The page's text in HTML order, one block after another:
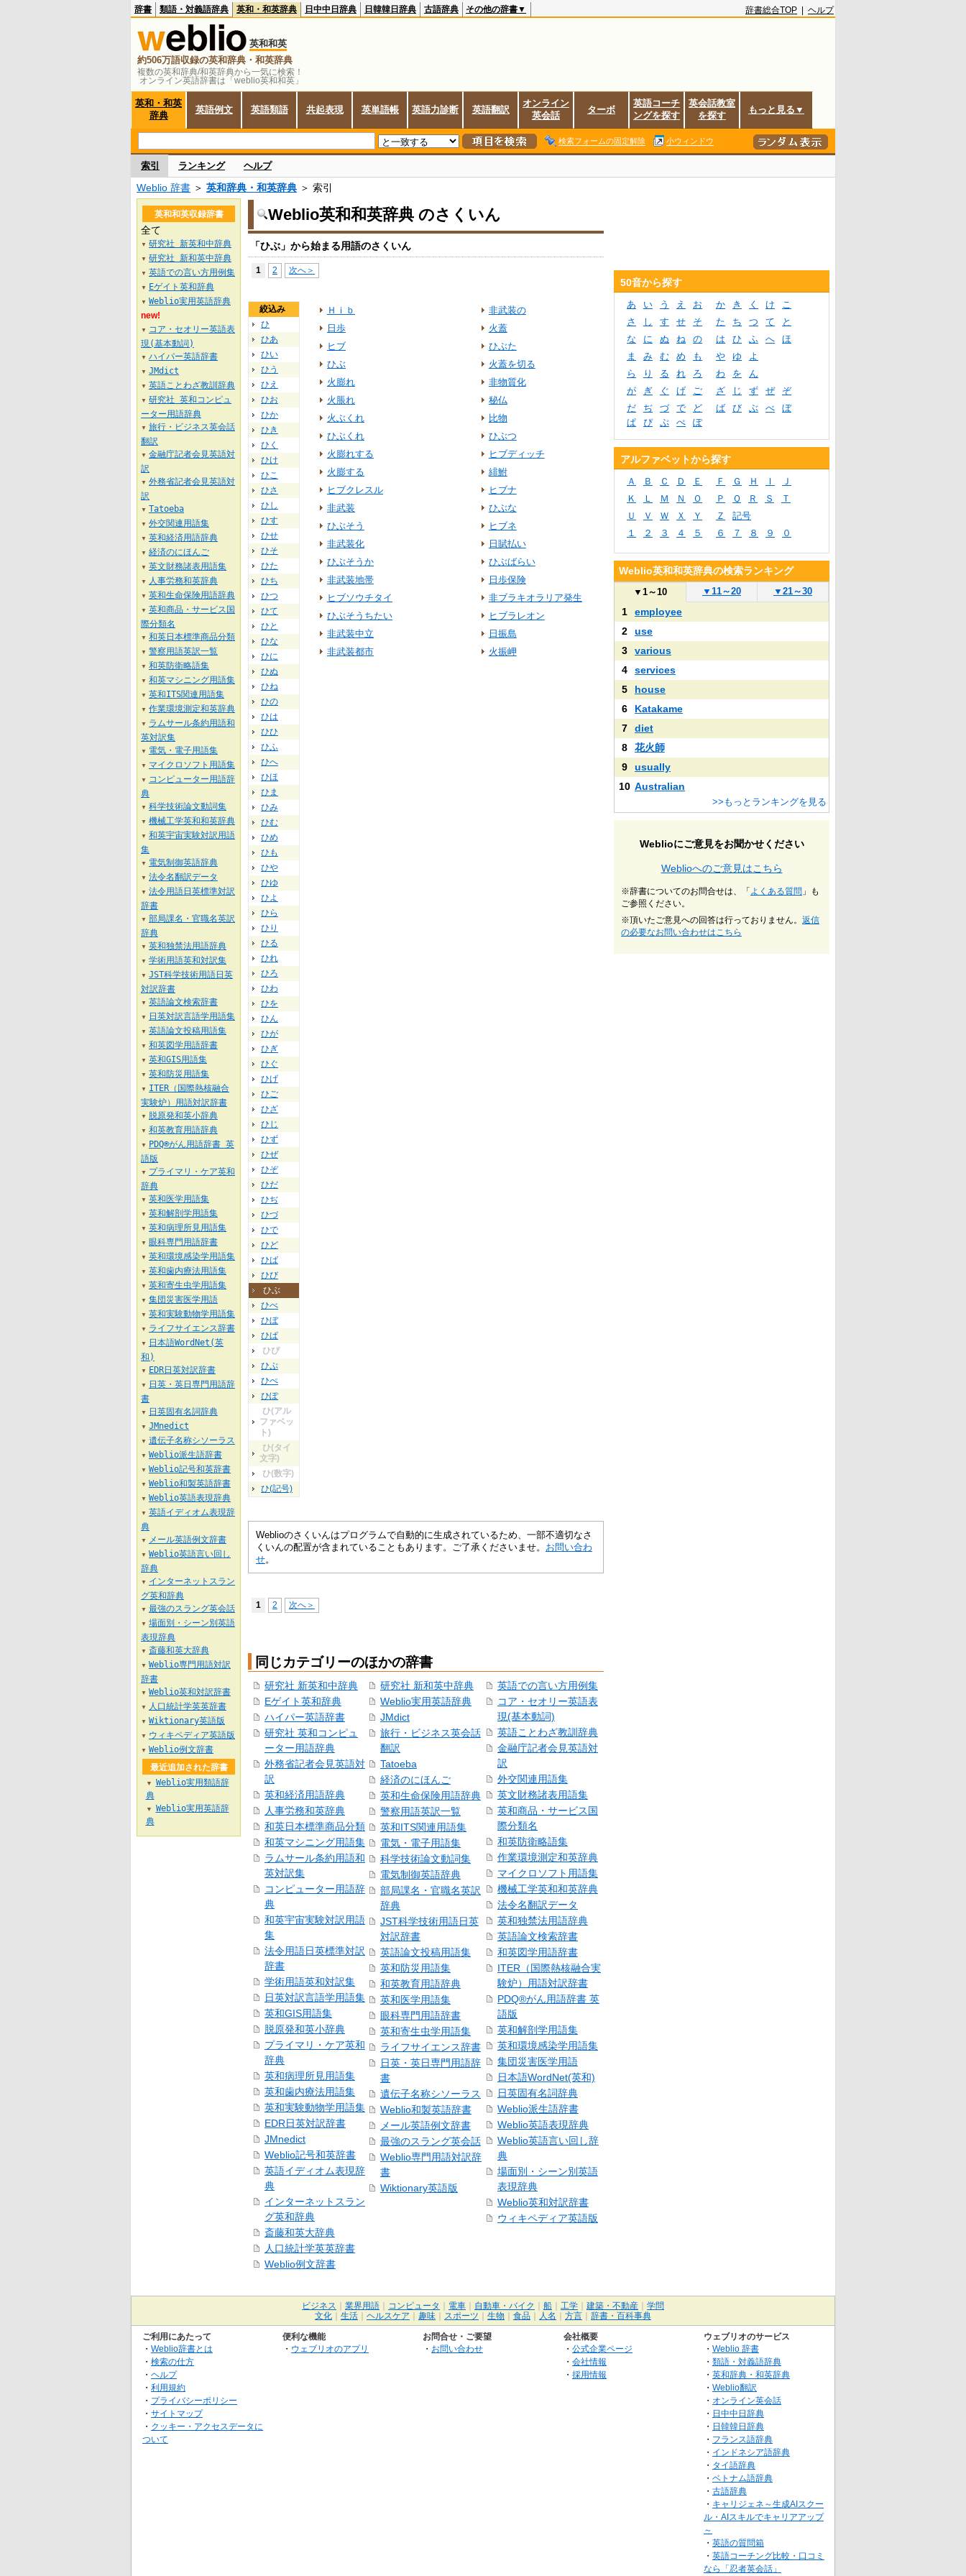
複数の英和辞典/和英辞典から一気に検索！
オンライン英語辞書は「weblio英和和英」
辞書 類語・対義語辞典 英和・和英辞典 日中中日辞典 日韓韓日辞典 古語辞典 その他の辞書▼ 辞書総合TOP ヘルプ
英和和英
約506万語収録の英和辞典・和英辞典
英和・和英
辞典
英語例文 英語類語 共起表現 英単語帳 英語力診断 英語翻訳
オンライン
英会話
ターボ
英語コーチ
ングを探す
英会話教室
を探す
もっと見る▼
検索フォームの固定解除 小ウィンドウ
索引 ランキング ヘルプ
Weblio 辞書 ＞ 英和辞典・和英辞典 ＞ 索引
Weblio英和和英辞典 のさくいん
「ひぶ」から始まる用語のさくいん
1 2 次へ＞
絞込み
ひ
ひあ
ひい
ひう
ひえ
ひお
ひか
ひき
ひく
ひけ
ひこ
ひさ
ひし
ひす
ひせ
ひそ
ひた
ひち
ひつ
ひて
ひと
ひな
ひに
ひぬ
ひね
ひの
ひは
ひひ
ひふ
ひへ
ひほ
ひま
ひみ
ひむ
ひめ
ひも
ひや
ひゆ
ひよ
ひら
ひり
ひる
ひれ
ひろ
ひわ
ひを
ひん
ひが
ひぎ
ひぐ
ひげ
ひご
ひざ
ひじ
ひず
ひぜ
ひぞ
ひだ
ひぢ
ひづ
ひで
ひど
ひば
ひび
ひぶ
ひべ
ひぼ
ひぱ
ひぴ
ひぷ
ひぺ
ひぽ
ひ(アル
ファベッ
ト)
ひ(タイ
文字)
ひ(数字)
ひ(記号)
Ｈｉｂ
日歩
ヒブ
ひぶ
火膨れ
火脹れ
火ぶくれ
ひぶくれ
火膨れする
火膨する
ヒブクレスル
非武装
ひぶそう
非武装化
ひぶそうか
非武装地帯
ヒブソウチタイ
ひぶそうちたい
非武装中立
非武装都市
非武装の
火蓋
ひぶた
火蓋を切る
非物質化
秘仏
比物
ひぶつ
ヒブディッチ
緋鮒
ヒブナ
ひぶな
ヒブネ
日賦払い
ひぶばらい
日歩保険
非ブラキオラリア発生
ヒブラレオン
日振島
火振岬
Weblioのさくいんはプログラムで自動的に生成されているため、一部不適切なさ
くいんの配置が含まれていることもあります。ご了承くださいませ。 お問い合わ
せ。
1 2 次へ＞
同じカテゴリーのほかの辞書
研究社 新英和中辞典
Eゲイト英和辞典
ハイパー英語辞書
研究社 英和コンピュ
ーター用語辞典
外務省記者会見英語対
訳
英和経済用語辞典
人事労務和英辞典
和英日本標準商品分類
和英マシニング用語集
ラムサール条約用語和
英対訳集
コンピューター用語辞
典
和英宇宙実験対訳用語
集
法令用語日英標準対訳
辞書
学術用語英和対訳集
日英対訳言語学用語集
英和GIS用語集
脱原発和英小辞典
プライマリ・ケア英和
辞典
英和病理所見用語集
英和歯内療法用語集
英和実験動物学用語集
EDR日英対訳辞書
JMnedict
Weblio記号和英辞書
英語イディオム表現辞
典
インターネットスラン
グ英和辞典
斎藤和英大辞典
人口統計学英英辞書
Weblio例文辞書
研究社 新和英中辞典
Weblio実用英語辞典
JMdict
旅行・ビジネス英会話
翻訳
Tatoeba
経済のにほんご
英和生命保険用語辞典
警察用語英訳一覧
英和ITS関連用語集
電気・電子用語集
科学技術論文動詞集
電気制御英語辞典
部局課名・官職名英訳
辞典
JST科学技術用語日英
対訳辞書
英語論文投稿用語集
英和防災用語集
和英教育用語辞典
英和医学用語集
眼科専門用語辞書
英和寄生虫学用語集
ライフサイエンス辞書
日英・英日専門用語辞
書
遺伝子名称シソーラス
Weblio和製英語辞書
メール英語例文辞書
最強のスラング英会話
Weblio専門用語対訳辞
書
Wiktionary英語版
英語での言い方用例集
コア・セオリー英語表
現(基本動詞)
英語ことわざ教訓辞典
金融庁記者会見英語対
訳
外交関連用語集
英文財務諸表用語集
英和商品・サービス国
際分類名
和英防衛略語集
作業環境測定和英辞典
マイクロソフト用語集
機械工学英和和英辞典
法令名翻訳データ
英和独禁法用語辞典
英語論文検索辞書
和英図学用語辞書
ITER（国際熱核融合実
験炉）用語対訳辞書
PDQ®がん用語辞書 英
語版
英和解剖学用語集
英和環境感染学用語集
集団災害医学用語
日本語WordNet(英和)
日英固有名詞辞典
Weblio派生語辞書
Weblio英語表現辞典
Weblio英語言い回し辞
典
場面別・シーン別英語
表現辞典
Weblio英和対訳辞書
ウィキペディア英語版
英和和英収録辞書
全て
▼ 研究社 新英和中辞典
▼ 研究社 新和英中辞典
▼ 英語での言い方用例集
▼ Eゲイト英和辞典
▼ Weblio実用英語辞典
new!
▼
コア・セオリー英語表
現(基本動詞)
▼ ハイパー英語辞書
▼ JMdict
▼ 英語ことわざ教訓辞典
▼ 研究社 英和コンピュ
ーター用語辞典
▼ 旅行・ビジネス英会話
翻訳
▼ 金融庁記者会見英語対
訳
▼ 外務省記者会見英語対
訳
▼ Tatoeba
▼ 外交関連用語集
▼ 英和経済用語辞典
▼ 経済のにほんご
▼ 英文財務諸表用語集
▼ 人事労務和英辞典
▼ 英和生命保険用語辞典
▼ 英和商品・サービス国
際分類名
▼ 和英日本標準商品分類
▼ 警察用語英訳一覧
▼ 和英防衛略語集
▼ 和英マシニング用語集
▼ 英和ITS関連用語集
▼ 作業環境測定和英辞典
▼
ラムサール条約用語和
英対訳集
▼ 電気・電子用語集
▼ マイクロソフト用語集
▼
コンピューター用語辞
典
▼ 科学技術論文動詞集
▼ 機械工学英和和英辞典
▼ 和英宇宙実験対訳用語
集
▼ 電気制御英語辞典
▼ 法令名翻訳データ
▼ 法令用語日英標準対訳
辞書
▼ 部局課名・官職名英訳
辞典
▼ 英和独禁法用語辞典
▼ 学術用語英和対訳集
▼ JST科学技術用語日英
対訳辞書
▼ 英語論文検索辞書
▼ 日英対訳言語学用語集
▼ 英語論文投稿用語集
▼ 和英図学用語辞書
▼ 英和GIS用語集
▼ 英和防災用語集
▼
ITER（国際熱核融合
実験炉）用語対訳辞書
▼ 脱原発和英小辞典
▼ 和英教育用語辞典
▼
PDQ®がん用語辞書 英
語版
▼
プライマリ・ケア英和
辞典
▼ 英和医学用語集
▼ 英和解剖学用語集
▼ 英和病理所見用語集
▼ 眼科専門用語辞書
▼ 英和環境感染学用語集
▼ 英和歯内療法用語集
▼ 英和寄生虫学用語集
▼ 集団災害医学用語
▼ 英和実験動物学用語集
▼ ライフサイエンス辞書
▼
日本語WordNet(英
和)
▼ EDR日英対訳辞書
▼
日英・英日専門用語辞
書
▼ 日英固有名詞辞典
▼ JMnedict
▼ 遺伝子名称シソーラス
▼ Weblio派生語辞書
▼ Weblio記号和英辞書
▼ Weblio和製英語辞書
▼ Weblio英語表現辞典
▼ 英語イディオム表現辞
典
▼ メール英語例文辞書
▼ Weblio英語言い回し
辞典
▼
インターネットスラン
グ英和辞典
▼ 最強のスラング英会話
▼ 場面別・シーン別英語
表現辞典
▼ 斎藤和英大辞典
▼ Weblio専門用語対訳
辞書
▼ Weblio英和対訳辞書
▼ 人口統計学英英辞書
▼ Wiktionary英語版
▼ ウィキペディア英語版
▼ Weblio例文辞書
最近追加された辞書
▼
Weblio実用類語辞
典
▼
Weblio実用英語辞
典
50音から探す
あ い う え お か き く け
こ
さ
し す せ そ た ち つ て
と
な
に ぬ ね の は ひ ふ へ
ほ
ま
み む め も や ゆ
よ
ら
り る れ ろ わ を
ん
が
ぎ ぐ げ ご ざ じ ず ぜ
ぞ
だ
ぢ づ で ど ば び ぶ べ
ぼ
ぱ
ぴ ぷ ぺ ぽ
アルファベットから探す
Ａ Ｂ Ｃ Ｄ Ｅ Ｆ Ｇ Ｈ Ｉ
Ｊ
Ｋ
Ｌ Ｍ Ｎ Ｏ Ｐ Ｑ Ｒ Ｓ
Ｔ
Ｕ
Ｖ Ｗ Ｘ Ｙ Ｚ
記号
１
２ ３ ４ ５ ６ ７ ８ ９ ０
Weblio英和和英辞典の検索ランキング
▼ 1～10 ▼ 11～20 ▼ 21～30
1
employee
2
use
3
various
4
services
5
house
6
Katakame
7
diet
8
花火師
9
usually
10 Australian
>>もっとランキングを見る
Weblioにご意見をお聞かせください
Weblioへのご意見はこちら
※辞書についてのお問合せは、「 よくある質問 」も
ご参照ください。
※頂いたご意見への回答は行っておりません。 返信
の必要なお問い合わせはこちら
ビジネス 業界用語 コンピュータ 電車 自動車・バイク 船 工学 建築・不動産
学問
文化
生活 ヘルスケア 趣味 スポーツ 生物 食品 人名 方言 辞書・百科事典
ご利用にあたって
・ Weblio辞書とは
・ 検索の仕方
・ ヘルプ
・ 利用規約
・ プライバシーポリシー
・ サイトマップ
・ クッキー・アクセスデータに
ついて
便利な機能
・ ウェブリオのアプリ
お問合せ・ご要望
・ お問い合わせ
会社概要
・ 公式企業ページ
・ 会社情報
・ 採用情報
ウェブリオのサービス
・ Weblio 辞書
・ 類語・対義語辞典
・ 英和辞典・和英辞典
・ Weblio翻訳
・ オンライン英会話
・ 日中中日辞典
・ 日韓韓日辞典
・ フランス語辞典
・ インドネシア語辞典
・ タイ語辞典
・ ベトナム語辞典
・ 古語辞典
・ キャリジェネ～生成AIスクー
ル・AIスキルでキャリアアップ
～
・ 英語の質問箱
・ 英語コーチング比較・口コミ
なら「忍者英会話」